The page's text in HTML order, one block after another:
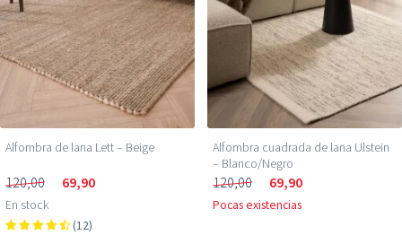
Alfombra de lana Lett – Beige
120,00 69,90
En stock
(12)
Alfombra cuadrada de lana Ulstein
– Blanco/Negro
120,00 69,90
Pocas existencias